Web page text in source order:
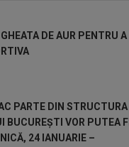
DE AUR PENTRU A
PARTE DIN STRUCTURA
VOR PUTEA FI
24 IANUARIE –